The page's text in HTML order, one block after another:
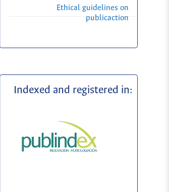
Ethical guidelines on
publicaction
Indexed and registered in: